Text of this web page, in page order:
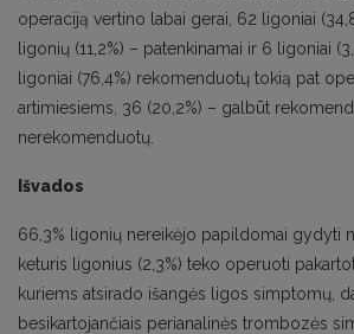
operaciją vertino labai gerai, 62 ligoniai
ligonių (11,2%) – patenkinamai ir 6 ligoniai
ligoniai (76,4%) rekomenduotų tokią pat
artimiesiems, 36 (20,2%) – galbūt
nerekomenduotų.
Išvados
66,3% ligonių nereikėjo papildomai gydyti
keturis ligonius (2,3%) teko operuoti
kuriems atsirado išangės ligos simptomų,
besikartojančiais perianalinės trombozės